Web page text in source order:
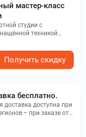
видов.
на этапе оформления
мастер-класс
студии с
техникой
шеф-
Каждое занятие
техники
Получить скидку
бесплатно.
доступна при
– при заказе от